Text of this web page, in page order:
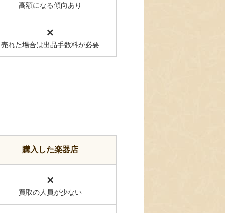
高額になる傾向あり
×
売れた場合は出品手数料が必要
購入した楽器店
×
買取の人員が少ない